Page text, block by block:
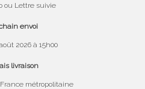
ou Lettre suivie
envoi
2026 à 15h00
livraison
métropolitaine